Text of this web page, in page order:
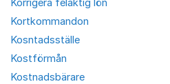
Korrigera felaktig lön
Kortkommandon
Kosntadsställe
Kostförmån
Kostnadsbärare